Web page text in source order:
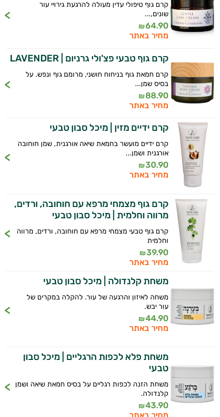
הפנים
מעבר
טיפוח
מבפנים
שמני
בסיס
שמנים
קוסמטיקה
אורגנית
מותגים
היגיינה
הציפורניים
והשיער
קרם גוף טיפולי עדין מעולה להרגעת גירויי עור
שונים,...
64.90
₪
מחיר באתר
קרם גוף טבעי פצ'ולי גרניום | LAVENDER
קרם חמאת גוף בניחוח חושני, מרומם גוף ונפש. על
בסיס שמן...
88.90
₪
מחיר באתר
קרם ידיים מזין | מיכל סבון טבעי
קרם ידיים מועשר בחמאת שיאה אורגנית, שמן חוחובה
אורגנית ושמן...
30.90
₪
מחיר באתר
קרם גוף מצמחי מרפא עם חוחובה, ורדים,
מרווה וחלמית | מיכל סבון טבעי
קרם גוף טבעי מצמחי מרפא עם חוחובה, ורדים, מרווה
וחלמית
39.90
₪
מחיר באתר
משחת קלנדולה | מיכל סבון טבעי
משחה לאיזון והרגעה של עור. להקלה במקרים של
עור יבש.
44.90
₪
מחיר באתר
משחת פלא לכפות הרגליים | מיכל סבון
טבעי
משחת הזנה לכפות רגליים על בסיס חמאת שיאה ושמן
קלנדולה.
43.90
₪